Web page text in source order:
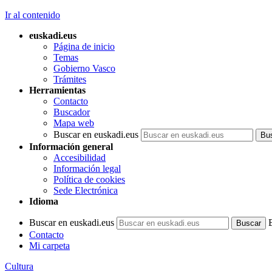
Ir al contenido
euskadi.eus
Página de inicio
Temas
Gobierno Vasco
Trámites
Herramientas
Contacto
Buscador
Mapa web
Buscar en euskadi.eus
Información general
Accesibilidad
Información legal
Política de cookies
Sede Electrónica
Idioma
Buscar en euskadi.eus
Contacto
Mi carpeta
Cultura